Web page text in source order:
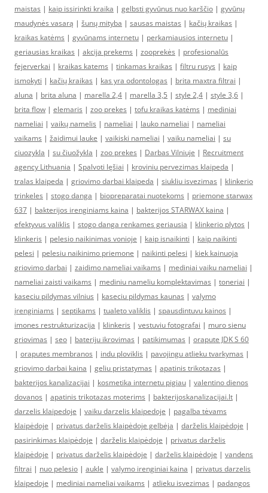
maistas | kaip issirinkti kraika | gelbsti gyvūnus nuo karščio | gyvūnų
maudynės vasarą | šunų mityba | sausas maistas | kačių kraikas |
kraikas katėms | gyvūnams internetu | perkamiausios internetu |
geriausias kraikas | akcija prekems | zooprekės | profesionalūs
fejerverkai | kraikas katems | tinkamas kraikas | filtru rusys | kaip
ismokyti | kačių kraikas | kas yra odontologas | brita maxtra filtrai |
aluna | brita aluna | marella 2,4 | marella 3,5 | style 2,4 | style 3,6 |
brita flow | elemaris | zoo prekes | tofu kraikas katėms | mediniai
nameliai | vaikų namelis | nameliai | lauko nameliai | nameliai
vaikams | žaidimui lauke | vaikiski nameliai | vaiku nameliai | su
ciuozykla | su čiuožykla | zoo prekes | Darbas Vilniuje | Recruitment
agency Lithuania | Spalvoti lęšiai | kroviniu pervezimas klaipeda |
tralas klaipeda | griovimo darbai klaipeda | siukliu isvezimas | klinkerio
trinkeles | stogo danga | biopreparatai nuotekoms | priemone starwax
637 | bakterijos irenginiams kaina | bakterijos STARWAX kaina |
efektyvus valiklis | stogo danga renkames geriausia | klinkerio plytos |
klinkeris | pelesio naikinimas vonioje | kaip isnaikinti | kaip naikinti
pelesi | pelesiu naikinimo priemone | naikinti pelesi | kiek kainuoja
griovimo darbai | zaidimo nameliai vaikams | mediniai vaiku nameliai |
nameliai zaisti vaikams | mediniu nameliu komplektavimas | toneriai |
kaseciu pildymas vilnius | kaseciu pildymas kaunas | valymo
įrenginiams | septikams | tualeto valiklis | spausdintuvu kainos |
imones restrukturizacija | klinkeris | vestuviu fotografai | muro sienu
griovimas | seo | bateriju ikrovimas | patikimumas | orapute JDK S 60
| oraputes membranos | indu ploviklis | pavojingu atlieku tvarkymas |
griovimo darbai kaina | geliu pristatymas | apatinis trikotazas |
bakterijos kanalizacijai | kosmetika internetu pigiau | valentino dienos
dovanos | apatinis trikotazas moterims | bakterijoskanalizacijai.lt |
darzelis klaipedoje | vaiku darzelis klaipedoje | pagalba tėvams
klaipėdoje | privatus darželis klaipėdoje gelbėja | darželis klaipėdoje |
pasirinkimas klaipėdoje | darželis klaipėdoje | privatus darželis
klaipėdoje | privatus darželis klaipėdoje | darželis klaipėdoje | vandens
filtrai | nuo pelesio | aukle | valymo irenginiai kaina | privatus darzelis
klaipedoje | mediniai nameliai vaikams | atlieku isvezimas | padangos